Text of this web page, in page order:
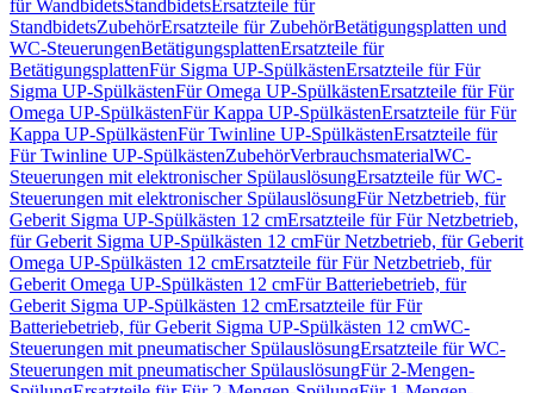
für WandbidetsStandbidetsErsatzteile für
StandbidetsZubehörErsatzteile für ZubehörBetätigungsplatten und
WC-SteuerungenBetätigungsplattenErsatzteile für
BetätigungsplattenFür Sigma UP-SpülkästenErsatzteile für Für
Sigma UP-SpülkästenFür Omega UP-SpülkästenErsatzteile für Für
Omega UP-SpülkästenFür Kappa UP-SpülkästenErsatzteile für Für
Kappa UP-SpülkästenFür Twinline UP-SpülkästenErsatzteile für
Für Twinline UP-SpülkästenZubehörVerbrauchsmaterialWC-
Steuerungen mit elektronischer SpülauslösungErsatzteile für WC-
Steuerungen mit elektronischer SpülauslösungFür Netzbetrieb, für
Geberit Sigma UP-Spülkästen 12 cmErsatzteile für Für Netzbetrieb,
für Geberit Sigma UP-Spülkästen 12 cmFür Netzbetrieb, für Geberit
Omega UP-Spülkästen 12 cmErsatzteile für Für Netzbetrieb, für
Geberit Omega UP-Spülkästen 12 cmFür Batteriebetrieb, für
Geberit Sigma UP-Spülkästen 12 cmErsatzteile für Für
Batteriebetrieb, für Geberit Sigma UP-Spülkästen 12 cmWC-
Steuerungen mit pneumatischer SpülauslösungErsatzteile für WC-
Steuerungen mit pneumatischer SpülauslösungFür 2-Mengen-